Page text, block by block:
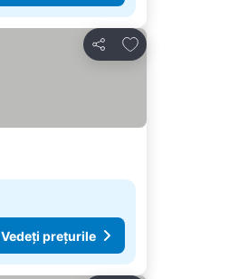
Distribuiți
Adăugaţi la favorite
Vedeți prețurile